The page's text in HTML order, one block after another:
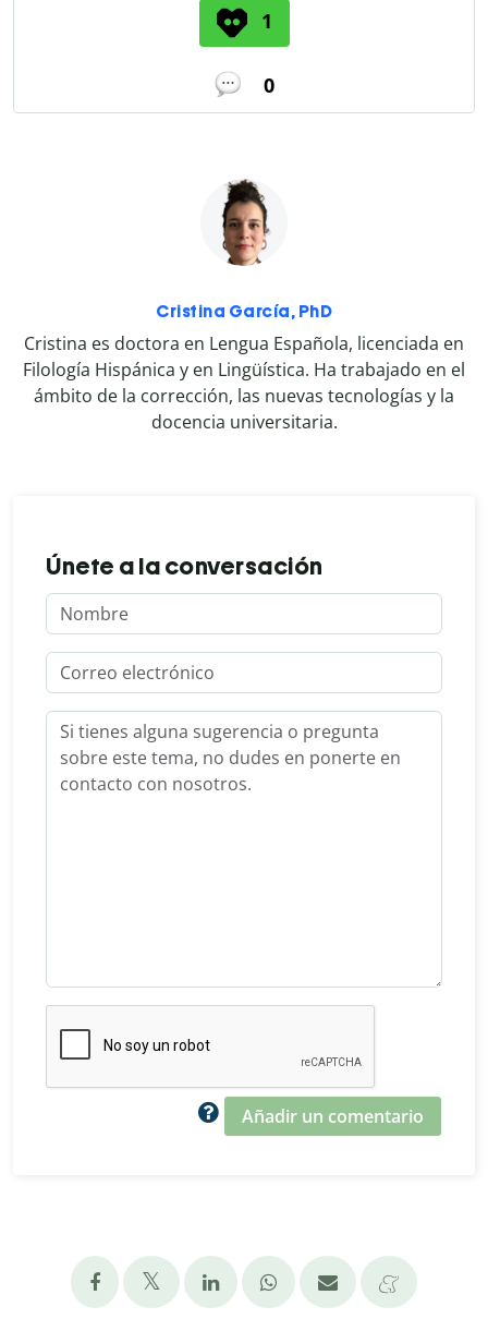
1
0
Cristina García, PhD
Cristina es doctora en Lengua Española, licenciada en
Filología Hispánica y en Lingüística. Ha trabajado en el
ámbito de la corrección, las nuevas tecnologías y la
docencia universitaria.
Únete a la conversación
Añadir un comentario